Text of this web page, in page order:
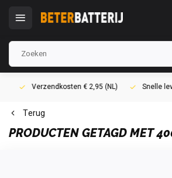
Verzendkosten € 2,95 (NL) Snelle
Terug
PRODUCTEN GETAGD MET